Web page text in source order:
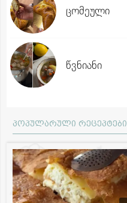
ცომეული
წვნიანი
პოპულარული რეცეპტები